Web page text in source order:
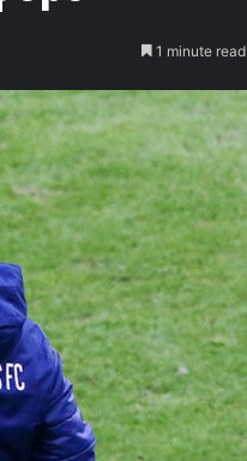
1 minute read